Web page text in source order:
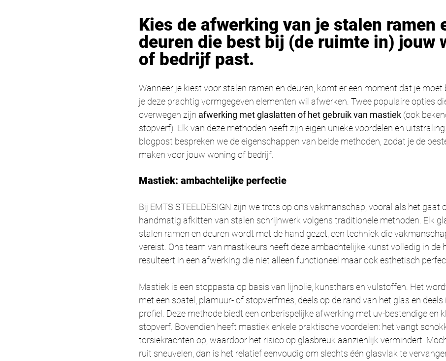
Kies de afwerking van je stalen ramen
deuren die best bij (de ruimte in) jouw
of bedrijf past.
Wanneer je kiest voor stalen ramen en deuren, komt er een moment dat je moet
je deze prachtig vormgegeven elementen wil afwerken. Twee populaire opties
overwegen zijn afwerking met glaslatten of het gebruik van mastiek (ook
stopverf). Elk van deze methoden heeft zijn eigen unieke voordelen en
blogpost bespreken we de eigenschappen van beide methoden, zodat je de
maken voor jouw woning of bedrijf.
Mastiek: ambachtelijke perfectie
Bij EMTS STEELDESIGN zijn we trots op ons vakmanschap, vooral als het gaat
handmatig afkitten van stalen schrijnwerk volgens traditionele methoden. Elk
stalen ramen en deuren wordt met de hand gezet, een techniek die
vereist. Ons team van mastikeurs heeft deze ambachtelijke kunst volledig in de
resulteert in een afwerking die niet alleen functioneel maar ook esthetisch
Mastiek is een stoppasta op basis van lijnolie, kunsthars en vulstoffen. Het
met een spatel, plamuur- of stopverfmes, deels op de rand van het glas en
profiel. Deze methode biedt een onberispelijke afwerking met uv-bestendige en
stopverf. Bovendien heeft mastiek enkele praktische voordelen: het vangt
torsiekrachten op, waardoor het risico op glasbreuk aanzienlijk vermindert.
ruit sneuvelen, dan is het relatief eenvoudig om slechts één glasvlak te